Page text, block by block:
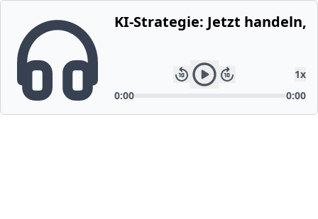
KI-Strategie: Jetzt handeln,
1x
0:00
0:00